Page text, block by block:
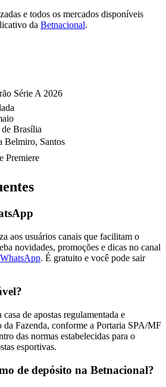
e todos os mercados disponíveis
da Betnacional.
Série A 2026
Brasília
Belmiro, Santos
Premiere
aos usuários canais que facilitam o
novidades, promoções e dicas no canal
. É gratuito e você pode sair
casa de apostas regulamentada e
Fazenda, conforme a Portaria SPA/MF
das normas estabelecidas para o
esportivas.
de depósito na Betnacional?